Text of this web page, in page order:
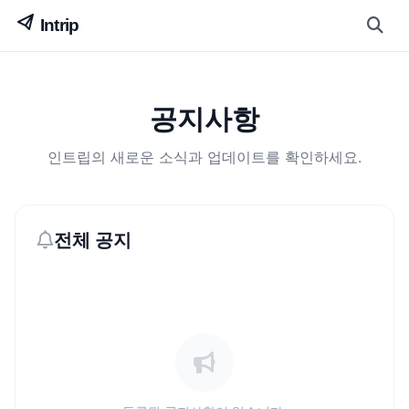
공지사항
인트립의 새로운 소식과 업데이트를 확인하세요.
전체 공지